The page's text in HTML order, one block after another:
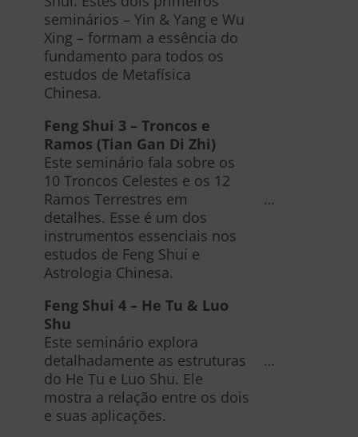
seminários – Yin & Yang e Wu
Xing – formam a essência do
fundamento para todos os
estudos de Metafísica
Chinesa.
Feng Shui 3 – Troncos e
Ramos (Tian Gan Di Zhi)
Este seminário fala sobre os
10 Troncos Celestes e os 12
Ramos Terrestres em
detalhes. Esse é um dos
instrumentos essenciais nos
estudos de Feng Shui e
Astrologia Chinesa.
…
Feng Shui 4 – He Tu & Luo
Shu
Este seminário explora
detalhadamente as estruturas
do He Tu e Luo Shu. Ele
mostra a relação entre os dois
e suas aplicações.
…